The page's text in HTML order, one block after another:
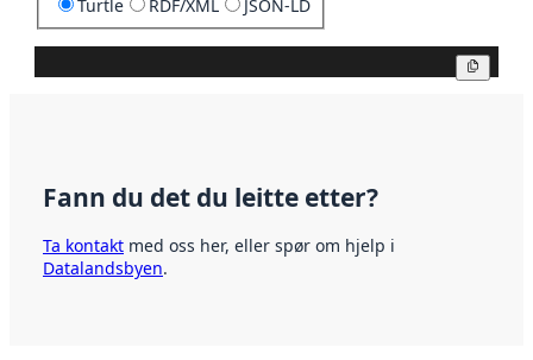
Turtle RDF/XML JSON-LD
Fann du det du leitte etter?
Ta kontakt med oss her, eller spør om hjelp i
Datalandsbyen.